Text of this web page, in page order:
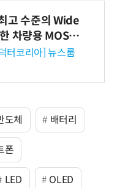
고 수준의 Wide
차량용 MOSF
터코리아] 뉴스룸
도체 배터리
폰
LED OLED